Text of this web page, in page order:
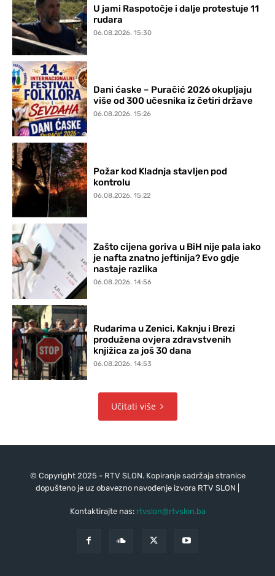
U jami Raspotočje i dalje protestuje 11
rudara
06.08.2026. 15:30
Dani ćaske – Puračić 2026 okupljaju
više od 300 učesnika iz četiri države
06.08.2026. 15:26
Požar kod Kladnja stavljen pod
kontrolu
06.08.2026. 15:22
Zašto cijena goriva u BiH nije pala iako
je nafta znatno jeftinija? Evo gdje
nastaje razlika
06.08.2026. 14:56
Rudarima u Zenici, Kaknju i Brezi
produžena ovjera zdravstvenih
knjižica za još 30 dana
06.08.2026. 14:53
Učitati više
© Copyright 2025 - RTV SLON. Kopiranje sadržaja stranice
dopušteno je uz obavezno navođenje izvora RTV SLON |
Kontaktirajte nas: rtvslon@rtvslon.ba